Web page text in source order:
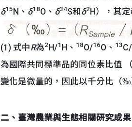
δ15N、 δ18O、 δ34S和δ2H），其定
(1) 式中R為2H/1 H、 18O/16O、 13C/
為國際共同標準品的同位素比值
變化是微量的，因此以千分比（‰
二、臺灣農業與生態相關研究成果